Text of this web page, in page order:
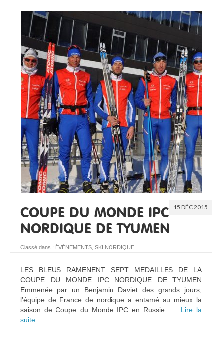
15 DÉC 2015
COUPE DU MONDE IPC
NORDIQUE DE TYUMEN
Classé dans : ÉVÈNEMENTS, SKI NORDIQUE
LES BLEUS RAMENENT SEPT MEDAILLES DE LA
COUPE DU MONDE IPC NORDIQUE DE TYUMEN
Emmenée par un Benjamin Daviet des grands jours,
l’équipe de France de nordique a entamé au mieux la
saison de Coupe du Monde IPC en Russie. … Lire la
suite­­